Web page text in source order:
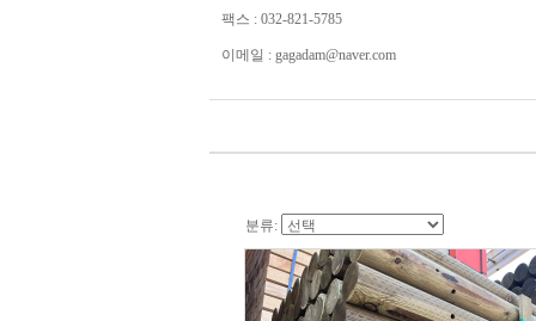
팩스 : 032-821-5785
이메일 : gagadam@naver.com
분류: